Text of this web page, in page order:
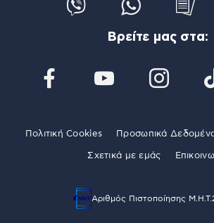
Βρείτε μας στα:
Πολιτική Cookies Προσωπικά
Σχετικά με εμάς
Αριθμός Πιστοποίησης